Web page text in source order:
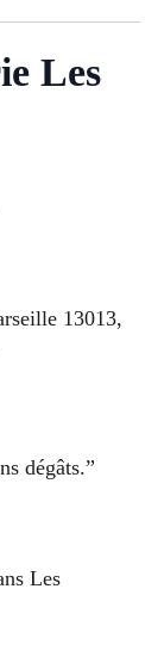
Les
13013,
dégâts.”
Les